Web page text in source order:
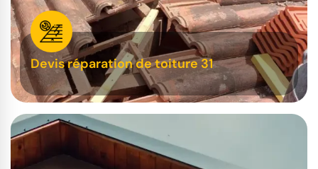
Devis réparation de toiture 31